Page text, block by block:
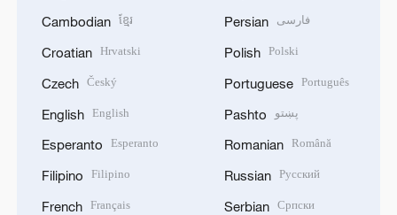
Cambodian ខ្មែរ
Croatian Hrvatski
Czech Český
English English
Esperanto Esperanto
Filipino Filipino
French Français
Persian فارسی
Polish Polski
Portuguese Português
Pashto پښتو
Romanian Română
Russian Русский
Serbian Српски